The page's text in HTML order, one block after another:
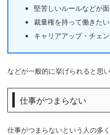
堅苦しいルールなどが
裁量権を持って働きたい
キャリアアップ・チェ
などが一般的に挙げられると思い
仕事がつまらない
仕事がつまらないという人の多